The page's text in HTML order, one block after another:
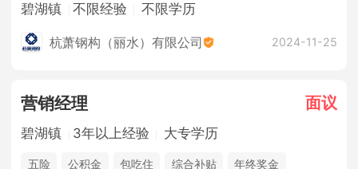
碧湖镇 不限经验 不限学历
杭萧钢构（丽水）有限公司 2024-11-25
营销经理 面议
碧湖镇 3年以上经验 大专学历
五险 公积金 包吃住 综合补贴
年终奖金